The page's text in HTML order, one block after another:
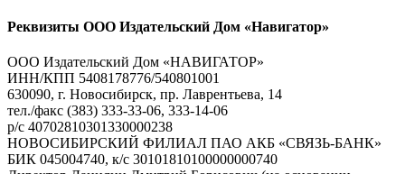
Реквизиты ООО Издательский Дом «Навигатор»
ООО Издательский Дом «НАВИГАТОР»
ИНН/КПП 5408178776/540801001
630090, г. Новосибирск, пр. Лаврентьева, 14
тел./факс (383) 333-33-06, 333-14-06
р/с 40702810301330000238
НОВОСИБИРСКИЙ ФИЛИАЛ ПАО АКБ «СВЯЗЬ-БАНК»
БИК 045004740, к/с 30101810100000000740